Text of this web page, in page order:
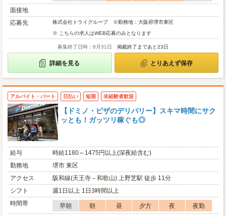
面接地
応募先
株式会社トライグループ ※勤務地：大阪府堺市東区
※ こちらの求人はWEB応募のみとなります
募集終了日時：8月31日 掲載終了まであと23日
詳細を見る とりあえず保存
アルバイト・パート 日払い 短期 未経験者歓迎
【ドミノ・ピザのデリバリー】スキマ時間にサク
ッとも！ガッツリ稼ぐも◎
給与
時給1180～1475円以上(深夜給含む)
勤務地
堺市 東区
アクセス
阪和線(天王寺－和歌山) 上野芝駅 徒歩 11分
シフト
週1日以上 1日3時間以上
時間帯
早朝 朝 昼 夕方 夜
夜勤